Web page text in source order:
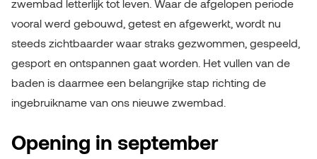
zwembad letterlijk tot leven. Waar de afgelopen periode
vooral werd gebouwd, getest en afgewerkt, wordt nu
steeds zichtbaarder waar straks gezwommen, gespeeld,
gesport en ontspannen gaat worden. Het vullen van de
baden is daarmee een belangrijke stap richting de
ingebruikname van ons nieuwe zwembad.
Opening in september